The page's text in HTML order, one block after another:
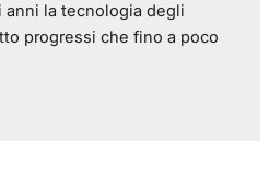
la tecnologia degli
progressi che fino a poco